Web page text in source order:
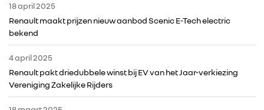
18 april 2025
Renault maakt prijzen nieuw aanbod Scenic E-Tech electric
bekend
4 april 2025
Renault pakt driedubbele winst bij EV van het Jaar-verkiezing
Vereniging Zakelijke Rijders